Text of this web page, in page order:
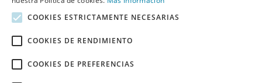
COOKIES ESTRICTAMENTE NECESARIAS
COOKIES DE RENDIMIENTO
COOKIES DE PREFERENCIAS